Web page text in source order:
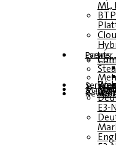
ML,
Partner
Events
Service
Magazin
hier
für
E3-